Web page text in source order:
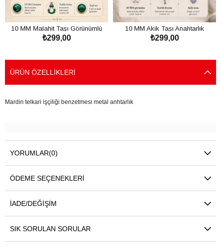
10 MM Malahit Taşı Görünümlü
Anahtarlık
₺299,00
10 MM Akik Taşı Anahtarlık
₺299,00
ÜRÜN ÖZELLIKLERI
Mardin telkari işçiliği benzetmesi metal anhtarlık
YORUMLAR(0)
ÖDEME SEÇENEKLERI
İADE/DEĞIŞIM
SIK SORULAN SORULAR